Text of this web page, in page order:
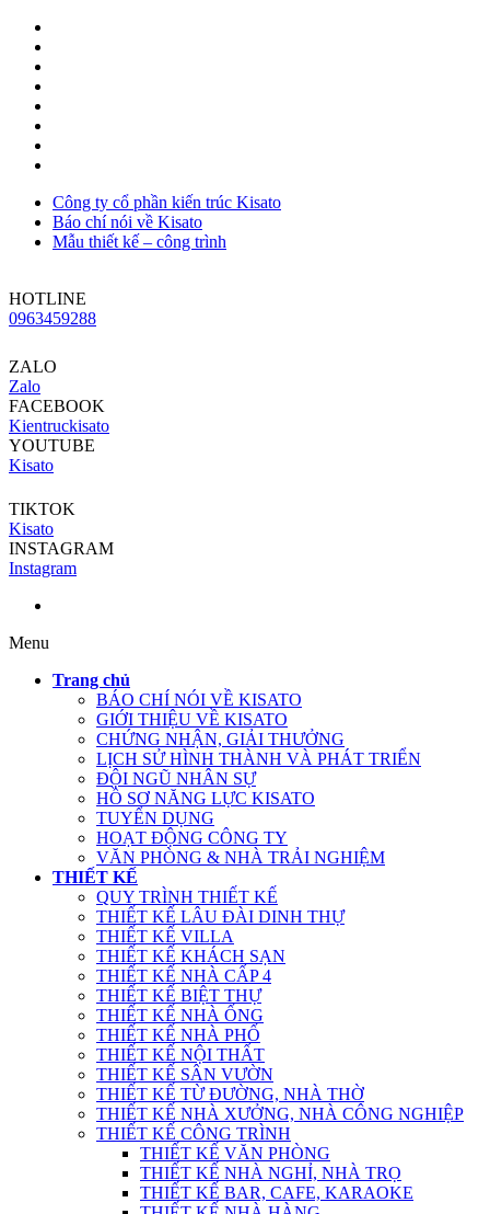
Công ty cổ phần kiến trúc Kisato
Báo chí nói về Kisato
Mẫu thiết kế – công trình
HOTLINE
0963459288
ZALO
Zalo
FACEBOOK
Kientruckisato
YOUTUBE
Kisato
TIKTOK
Kisato
INSTAGRAM
Instagram
Menu
Trang chủ
BÁO CHÍ NÓI VỀ KISATO
GIỚI THIỆU VỀ KISATO
CHỨNG NHẬN, GIẢI THƯỞNG
LỊCH SỬ HÌNH THÀNH VÀ PHÁT TRIỂN
ĐỘI NGŨ NHÂN SỰ
HỒ SƠ NĂNG LỰC KISATO
TUYỂN DỤNG
HOẠT ĐỘNG CÔNG TY
VĂN PHÒNG & NHÀ TRẢI NGHIỆM
THIẾT KẾ
QUY TRÌNH THIẾT KẾ
THIẾT KẾ LÂU ĐÀI DINH THỰ
THIẾT KẾ VILLA
THIẾT KẾ KHÁCH SẠN
THIẾT KẾ NHÀ CẤP 4
THIẾT KẾ BIỆT THỰ
THIẾT KẾ NHÀ ỐNG
THIẾT KẾ NHÀ PHỐ
THIẾT KẾ NỘI THẤT
THIẾT KẾ SÂN VƯỜN
THIẾT KẾ TỪ ĐƯỜNG, NHÀ THỜ
THIẾT KẾ NHÀ XƯỞNG, NHÀ CÔNG NGHIỆP
THIẾT KẾ CÔNG TRÌNH
THIẾT KẾ VĂN PHÒNG
THIẾT KẾ NHÀ NGHỈ, NHÀ TRỌ
THIẾT KẾ BAR, CAFE, KARAOKE